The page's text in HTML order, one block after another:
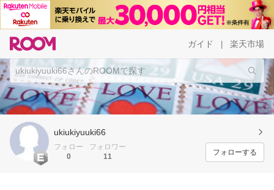
ガイド 楽天市場
ukiukiyuuki66
フォロー
0
フォロワー
11
フォローする